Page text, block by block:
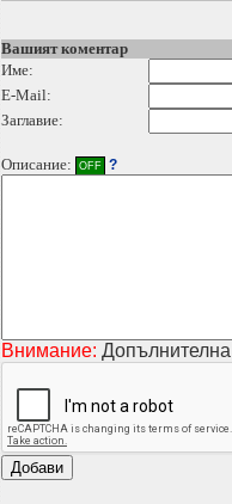
Вашият коментар
Име:
E-Mail:
Заглавие:
Описание: OFF ?
Внимание: Допълнителна